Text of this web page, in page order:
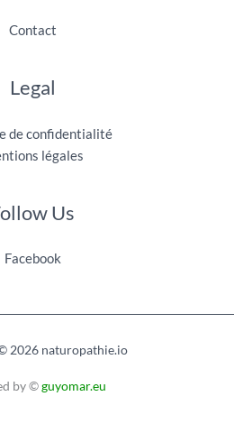
Contact
Legal
de confidentialité
légales
Us
Facebook
2026 naturopathie.io
by ©guyomar.eu